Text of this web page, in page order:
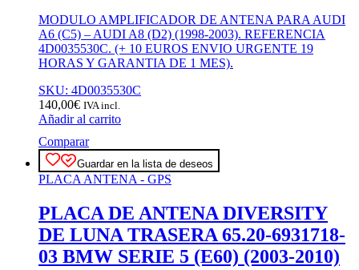
MODULO AMPLIFICADOR DE ANTENA PARA AUDI
A6 (C5) – AUDI A8 (D2) (1998-2003). REFERENCIA
4D0035530C. (+ 10 EUROS ENVIO URGENTE 19
HORAS Y GARANTIA DE 1 MES).
SKU: 4D0035530C
140,00€ IVA incl.
Añadir al carrito
Comparar
Guardar en la lista de deseos
PLACA ANTENA - GPS
PLACA DE ANTENA DIVERSITY
DE LUNA TRASERA 65.20-6931718-
03 BMW SERIE 5 (E60) (2003-2010)